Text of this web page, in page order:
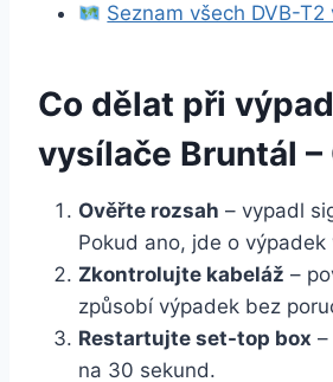
Seznam všech DVB-T2
Co dělat při
vysílače Bruntál –
Ověřte rozsah – vypadl
Pokud ano, jde o výpadek
Zkontrolujte kabeláž –
způsobí výpadek bez
Restartujte set-top box
na 30 sekund.